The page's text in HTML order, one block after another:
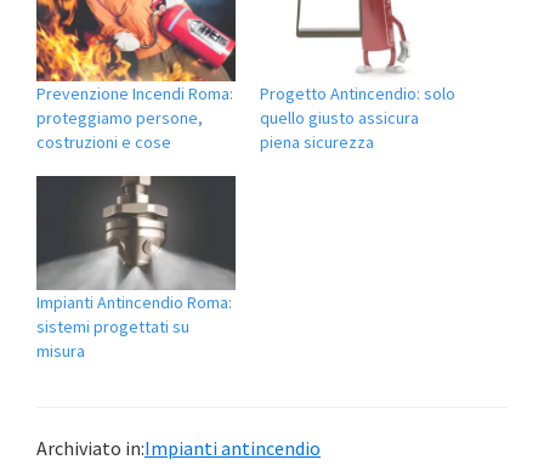
Prevenzione Incendi Roma:
proteggiamo persone,
costruzioni e cose
Progetto Antincendio: solo
quello giusto assicura
piena sicurezza
Impianti Antincendio Roma:
sistemi progettati su
misura
Archiviato in:Impianti antincendio